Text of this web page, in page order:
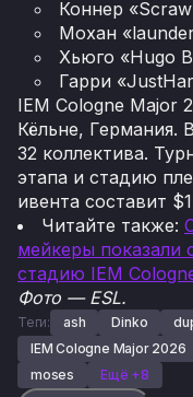
Коннер
Мохан
Хьюго «Hugo
Гарри
IEM Cologne Major
Кёльне, Германия.
32 коллектива.
этапа и стадию
ивента составит
Читайте также:
мейкеры показали
стадию IEM
Фото — ESL.
Теги: ash Dinko
IEM Cologne Major 2026
moses
Ещё +8